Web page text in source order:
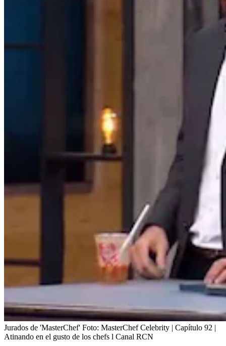
Jurados de 'MasterChef' Foto: MasterChef Celebrity | Capítulo 92 |
Atinando en el gusto de los chefs l Canal RCN